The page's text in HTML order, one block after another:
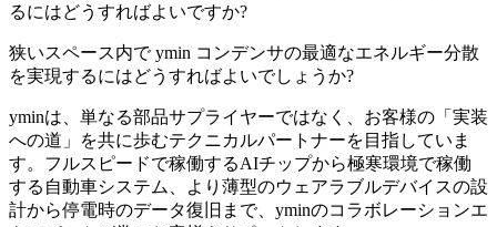
るにはどうすればよいですか?
狭いスペース内で ymin コンデンサの最適なエネルギー分散
を実現するにはどうすればよいでしょうか?
yminは、単なる部品サプライヤーではなく、お客様の「実装
への道」を共に歩むテクニカルパートナーを目指していま
す。フルスピードで稼働するAIチップから極寒環境で稼働
する自動車システム、より薄型のウェアラブルデバイスの設
計から停電時のデータ復旧まで、yminのコラボレーションエ